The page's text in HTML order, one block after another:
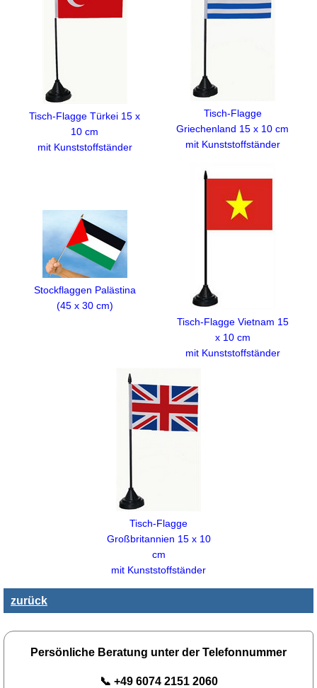
Tisch-Flagge Türkei 15 x
10 cm
mit Kunststoffständer
Tisch-Flagge
Griechenland 15 x 10 cm
mit Kunststoffständer
Stockflaggen Palästina
(45 x 30 cm)
Tisch-Flagge Vietnam 15
x 10 cm
mit Kunststoffständer
Tisch-Flagge
Großbritannien 15 x 10
cm
mit Kunststoffständer
zurück
Persönliche Beratung unter der Telefonnummer
📞 +49 6074 2151 2060